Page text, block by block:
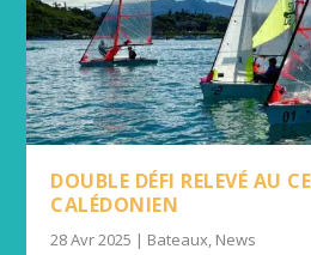
DOUBLE DÉFI RELEVÉ AU
CALÉDONIEN
28 Avr 2025 | Bateaux, News